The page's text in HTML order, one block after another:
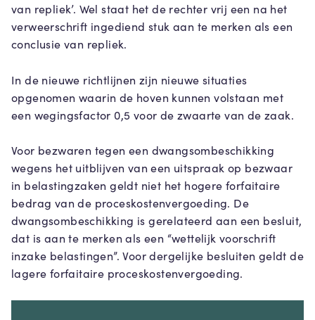
van repliek’. Wel staat het de rechter vrij een na het
verweerschrift ingediend stuk aan te merken als een
conclusie van repliek.
In de nieuwe richtlijnen zijn nieuwe situaties
opgenomen waarin de hoven kunnen volstaan met
een wegingsfactor 0,5 voor de zwaarte van de zaak.
Voor bezwaren tegen een dwangsombeschikking
wegens het uitblijven van een uitspraak op bezwaar
in belastingzaken geldt niet het hogere forfaitaire
bedrag van de proceskostenvergoeding. De
dwangsombeschikking is gerelateerd aan een besluit,
dat is aan te merken als een “wettelijk voorschrift
inzake belastingen”. Voor dergelijke besluiten geldt de
lagere forfaitaire proceskostenvergoeding.